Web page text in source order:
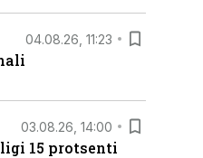
04.08.26, 11:23
03.08.26, 14:00
15 protsenti